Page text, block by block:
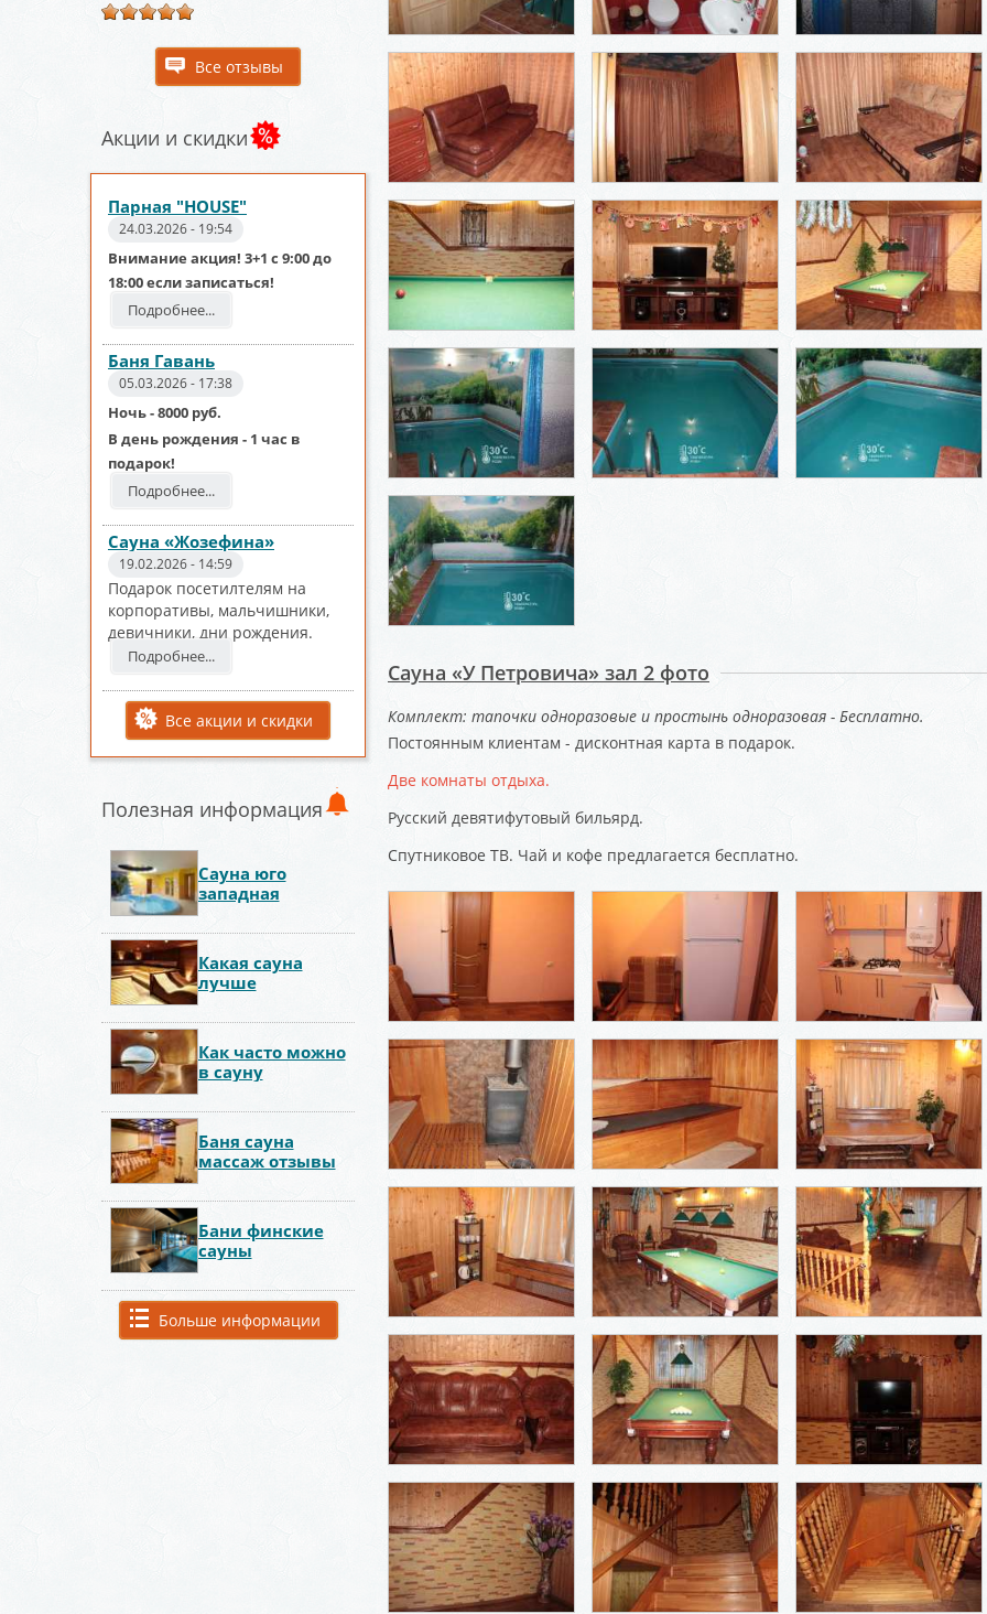
Все отзывы
Акции и скидки
Парная "HOUSE"
24.03.2026 - 19:54
Внимание акция! 3+1 с 9:00 до
18:00 если записаться!
Подробнее...
Баня Гавань
05.03.2026 - 17:38
Ночь - 8000 руб.
В день рождения - 1 час в
подарок!
Подробнее...
Сауна «Жозефина»
19.02.2026 - 14:59
Подарок посетилтелям на
корпоративы, мальчишники,
девичники, дни рождения.
Подробнее...
Все акции и скидки
Полезная информация
Сауна юго
западная
Какая сауна
лучше
Как часто можно
в сауну
Баня сауна
массаж отзывы
Бани финские
сауны
Больше информации
Сауна «У Петровича» зал 2 фото
Комплект: тапочки одноразовые и простынь одноразовая - Бесплатно.
Постоянным клиентам - дисконтная карта в подарок.
Две комнаты отдыха.
Русский девятифутовый бильярд.
Спутниковое ТВ. Чай и кофе предлагается бесплатно.